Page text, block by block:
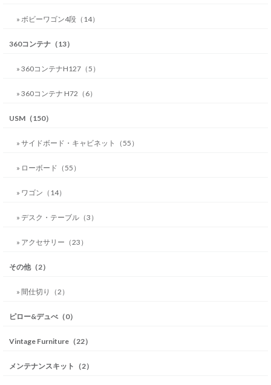
» ボビーワゴン4段（14）
360コンテナ（13）
» 360コンテナH127（5）
» 360コンテナ H72（6）
USM（150）
» サイドボード・キャビネット（55）
» ローボード（55）
» ワゴン（14）
» デスク・テーブル（3）
» アクセサリー（23）
その他（2）
» 間仕切り（2）
ピロー&デュべ（0）
Vintage Furniture（22）
メンテナンスキット（2）